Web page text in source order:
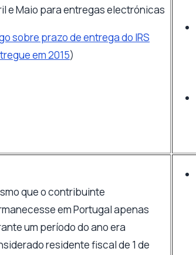
e Maio para entregas electrónicas
sobre prazo de entrega do IRS
em 2015)
que o contribuinte
em Portugal apenas
um período do ano era
residente fiscal de 1 de